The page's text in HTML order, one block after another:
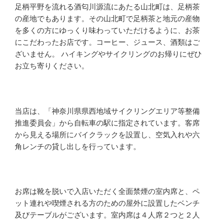
足柄平野を流れる酒匂川源流にあたる山北町は、足柄茶
の産地でもあります。その山北町で足柄茶と地元の産物
を多くの方にゆっくり味わっていただけるように、お茶
にこだわったお店です。コーヒー、ジュース、酒類はご
ざいません。 ハイキングやサイクリングのお帰りにぜひ
お立ち寄りください。
当店は、「神奈川県県西地域サイクリングエリア等整備
推進委員会」から自転車の駅に指定されています。客席
から見える場所にバイクラックを設置し、空気入れや六
角レンチの貸し出しを行っています。
お席は靴を脱いで入店いただく全面禁煙の室内席と、ペ
ット連れや喫煙される方のための屋外に設置したベンチ
及びテーブルがございます。室内席は４人席２つと２人